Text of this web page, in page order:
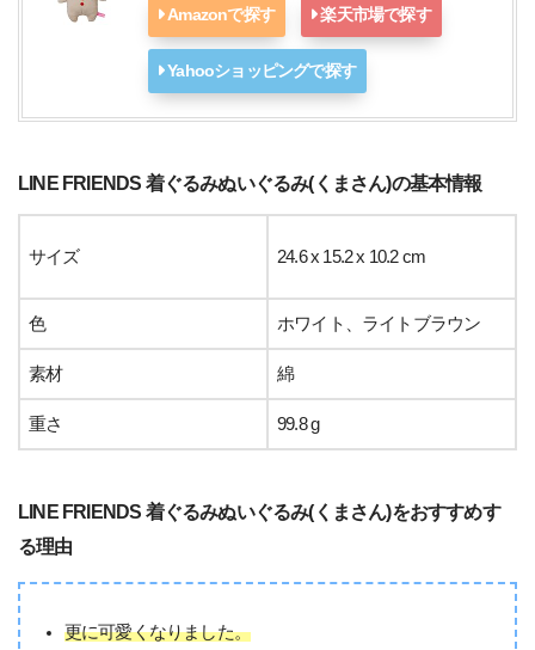
Amazonで探す 楽天市場で探す
Yahooショッピングで探す
LINE FRIENDS 着ぐるみぬいぐるみ(くまさん)の基本情報
サイズ 24.6 x 15.2 x 10.2 cm
色 ホワイト、ライトブラウン
素材 綿
重さ 99.8 g
LINE FRIENDS 着ぐるみぬいぐるみ(くまさん)をおすすめす
る理由
更に可愛くなりました。